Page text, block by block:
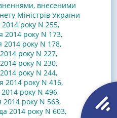
внесеними
Міністрів України
року N 255,
2014 року N 173,
2014 року N 178,
року N 227,
року N 230,
року N 244,
2014 року N 416,
року N 496,
2014 року N 563,
2014 року N 603,